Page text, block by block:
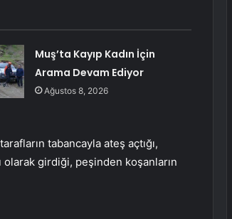
Muş’ta Kayıp Kadın İçin
Arama Devam Ediyor
Ağustos 8, 2026
tabancayla ateş açtığı,
olarak girdiği, peşinden koşanların